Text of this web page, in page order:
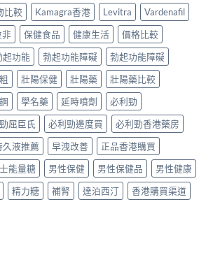
比較 Kamagra香港 Levitra
Vardenafil
非 保健食品 健康生活
價格比較
起功能 勃起功能障礙
勃起功能障礙
壯陽保健 壯陽藥
壯陽藥比較
學名藥 延時噴劑
必利勁
屈臣氏 必利勁邊度買
必利勁香港藥房
久液推薦 早洩改善
正品香港購買
能量糖 男性保健 男性保健品
男性健康
精力糖 補腎 達泊西汀 香港購買渠道